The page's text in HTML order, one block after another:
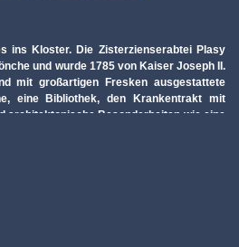
ins Kloster. Die Zisterzienserabtei Plasy
und wurde 1785 von Kaiser Joseph II.
mit großartigen Fresken ausgestattete
eine Bibliothek, den Krankentrakt mit
architektonische Besonderheiten wie eine